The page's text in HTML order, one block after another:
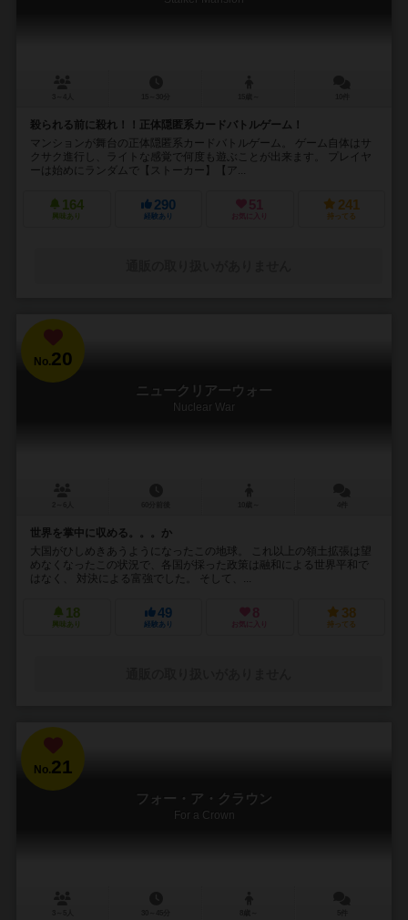
殺られる前に殺れ！！正体隠匿系カードバトルゲーム！
マンションが舞台の正体隠匿系カードバトルゲーム。 ゲーム自体はサ
クサク進行し、ライトな感覚で何度も遊ぶことが出来ます。 プレイヤ
ーは始めにランダムで【ストーカー】【ア...
164
興味あり
290
経験あり
51
お気に入り
241
持ってる
No.20
ニュークリアーウォー
Nuclear War
世界を掌中に収める。。。か
大国がひしめきあうようになったこの地球。 これ以上の領土拡張は望
めなくなったこの状況で、各国が採った政策は融和による世界平和で
はなく、 対決による富強でした。 そして、...
18
興味あり
49
経験あり
8
お気に入り
38
持ってる
No.21
フォー・ア・クラウン
For a Crown